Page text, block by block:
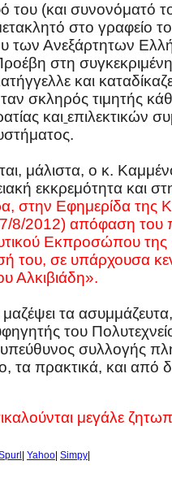
του (και συνονόματό
στο γραφείο
των Ανεξάρτητων
στη
και
σκληρός τιμητής
και επιλεκτικών
μάλιστα, ο κ.
εκκρεμότητα και
στην Εφημερίδα της
7/8/2012) απόφαση
σε υπάρχουσα
Αλκιβιάδη».
τα
του
συλλογής
τα πρακτικά, και από
μεγάλε
Yahoo| Simpy|